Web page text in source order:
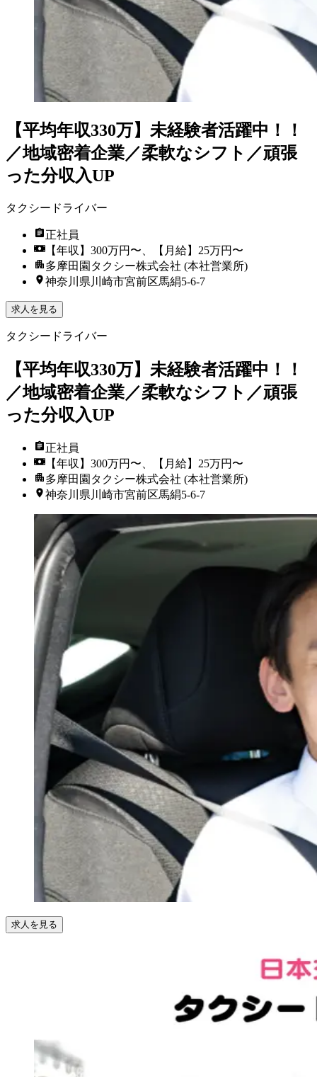
【平均年収330万】未経験者活躍中！！
／地域密着企業／柔軟なシフト／頑張
った分収入UP
タクシードライバー
正社員
【年収】300万円〜、【月給】25万円〜
多摩田園タクシー株式会社 (本社営業所)
神奈川県川崎市宮前区馬絹5-6-7
求人を見る
タクシードライバー
【平均年収330万】未経験者活躍中！！
／地域密着企業／柔軟なシフト／頑張
った分収入UP
正社員
【年収】300万円〜、【月給】25万円〜
多摩田園タクシー株式会社 (本社営業所)
神奈川県川崎市宮前区馬絹5-6-7
求人を見る